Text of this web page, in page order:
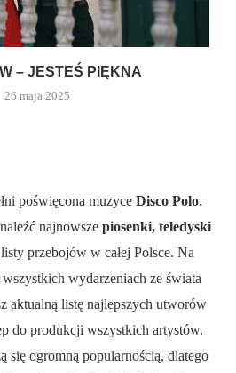
– JESTEŚ PIĘKNA
26 maja 2025
poświęcona muzyce Disco Polo.
najnowsze piosenki, teledyski
przebojów w całej Polsce. Na
wydarzeniach ze świata
aktualną listę najlepszych utworów
do produkcji wszystkich artystów.
się ogromną popularnością, dlatego